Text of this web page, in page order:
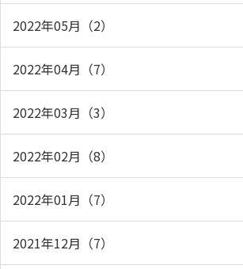
2022年05月（2）
2022年04月（7）
2022年03月（3）
2022年02月（8）
2022年01月（7）
2021年12月（7）